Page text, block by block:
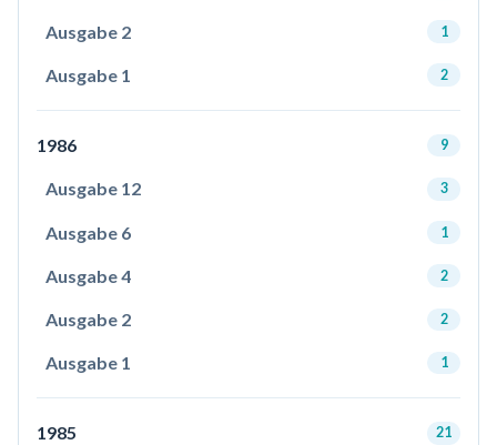
Ausgabe 2 1
Ausgabe 1 2
1986 9
Ausgabe 12 3
Ausgabe 6 1
Ausgabe 4 2
Ausgabe 2 2
Ausgabe 1 1
1985 21